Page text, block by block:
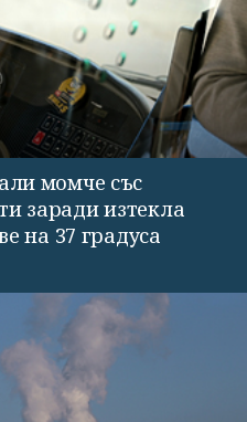
момче със
заради изтекла
на 37 градуса